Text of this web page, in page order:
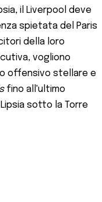
il Liverpool deve
spietata del Paris
della loro
vogliono
offensivo stellare e
fino all'ultimo
sotto la Torre